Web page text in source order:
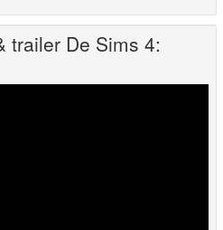
trailer De Sims 4: